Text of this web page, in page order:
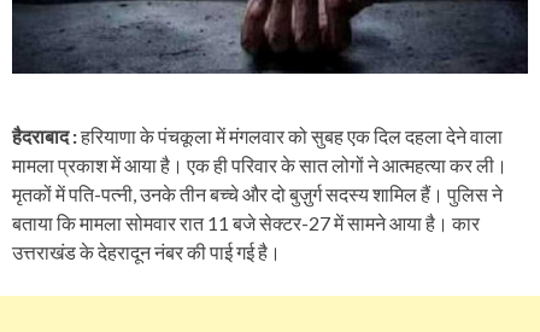
हैदराबाद :हरियाणा के पंचकूला में मंगलवार को सुबह एक दिल दहला देने वाला
मामला प्रकाश में आया है। एक ही परिवार के सात लोगों ने आत्महत्या कर ली।
मृतकों में पति-पत्नी, उनके तीन बच्चे और दो बुज़ुर्ग सदस्य शामिल हैं। पुलिस ने
बताया कि मामला सोमवार रात 11 बजे सेक्टर-27 में सामने आया है। कार
उत्तराखंड के देहरादून नंबर की पाई गई है।